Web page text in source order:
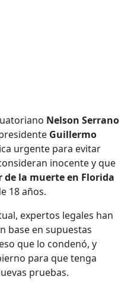
Nelson Serrano
Guillermo
urgente para evitar
inocente y que
de la muerte en Florida
18 años.
expertos legales han
base en supuestas
que lo condenó, y
para que tenga
pruebas.